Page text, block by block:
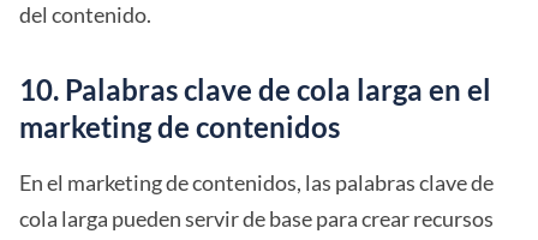
del contenido.
10. Palabras clave de cola larga en el
marketing de contenidos
En el marketing de contenidos, las palabras clave de
cola larga pueden servir de base para crear recursos